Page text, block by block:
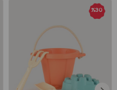
uygundur.
geçmiştir ve sağlığa zararlı
EN71 standartlarına
test kuruluşları
%30